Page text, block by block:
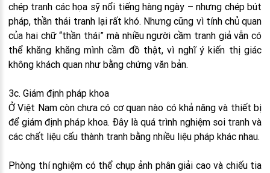
chép tranh các họa sỹ nổi tiếng hàng ngày – nhưng chép bút
pháp, thần thái tranh lại rất khó. Nhưng cũng vì tính chủ quan
của hai chữ “thần thái” mà nhiều người cầm tranh giả vẫn có
thể khăng khăng mình cầm đồ thật, vì nghĩ ý kiến thị giác
không khách quan như bằng chứng văn bản.
3c. Giám định pháp khoa
Ở Việt Nam còn chưa có cơ quan nào có khả năng và thiết bị
để giám định pháp khoa. Đây là quá trình nghiệm soi tranh và
các chất liệu cấu thành tranh bằng nhiều liệu pháp khác nhau.
Phòng thí nghiệm có thể chụp ảnh phân giải cao và chiếu tia